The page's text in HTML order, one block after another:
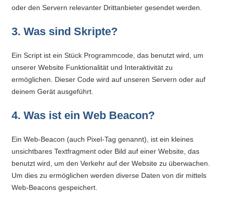
viele
zu
den
Aktivitäten
an
Schule.
Mathematik-
oder
Sportwettkampf,
oder den Servern relevanter Drittanbieter gesendet werden.
3. Was sind Skripte?
Ein Script ist ein Stück Programmcode, das benutzt wird, um
unserer Website Funktionalität und Interaktivität zu
ermöglichen. Dieser Code wird auf unseren Servern oder auf
deinem Gerät ausgeführt.
4. Was ist ein Web Beacon?
Ein Web-Beacon (auch Pixel-Tag genannt), ist ein kleines
unsichtbares Textfragment oder Bild auf einer Website, das
benutzt wird, um den Verkehr auf der Website zu überwachen.
Um dies zu ermöglichen werden diverse Daten von dir mittels
Web-Beacons gespeichert.